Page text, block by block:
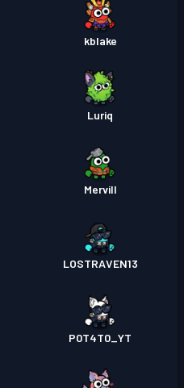
kblake
Luriq
Mervill
LOSTRAVEN13
P0T4T0_YT